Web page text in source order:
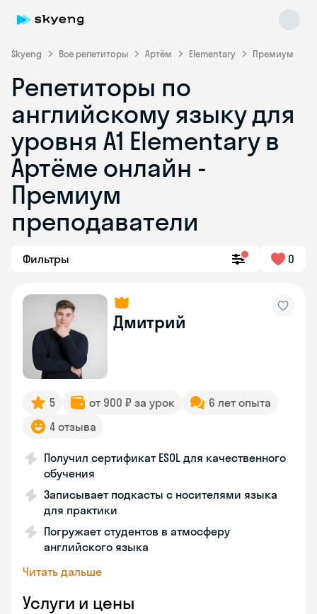
Skyeng Все репетиторы Артём Elementary Премиум
Репетиторы по
английскому языку для
уровня A1 Elementary в
Артёме онлайн -
Премиум
преподаватели
Фильтры 0
Дмитрий
5 от 900 ₽ за урок
6 лет опыта
4 отзыва
Получил сертификат ESOL для качественного
обучения
Записывает подкасты с носителями языка
для практики
Погружает студентов в атмосферу
английского языка
Читать дальше
Услуги и цены
online